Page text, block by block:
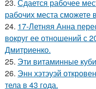
23. Сдается рабочее
рабочих места сможете
24. 17-Летняя Анна
вокруг ее отношений с
Дмитриенко.
25. Эти витаминные
26. Энн хэтэуэй
тела в 43 года.